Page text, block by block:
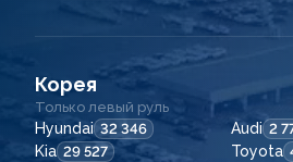
Корея
Только левый руль
Hyundai 32 346 Audi 2
Kia 29 527 Toyota